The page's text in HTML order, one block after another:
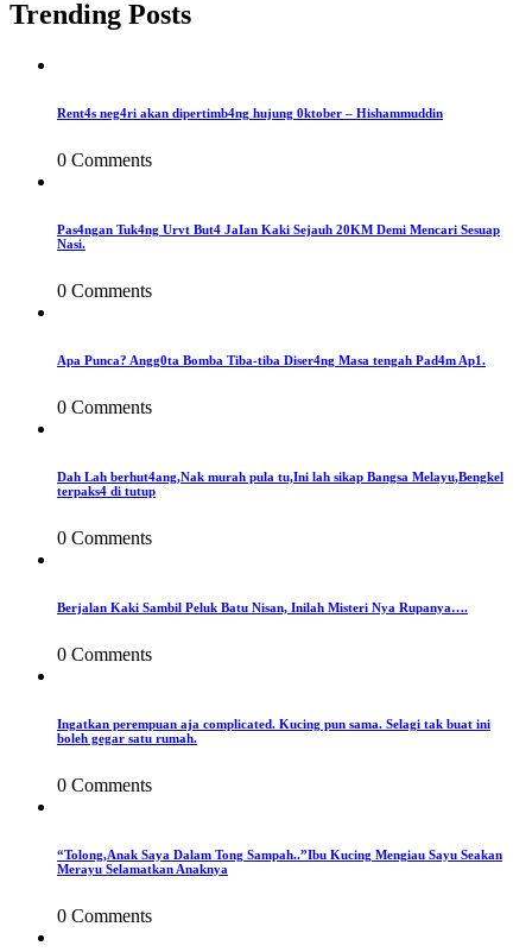
Trending Posts
Rent4s neg4ri akan dipertimb4ng hujung 0ktober – Hishammuddin
0 Comments
Pas4ngan Tuk4ng Urvt But4 JaIan Kaki Sejauh 20KM Demi Mencari Sesuap
Nasi.
0 Comments
Apa Punca? Angg0ta Bomba Tiba-tiba Diser4ng Masa tengah Pad4m Ap1.
0 Comments
Dah Lah berhut4ang,Nak murah pula tu,Ini lah sikap Bangsa Melayu,Bengkel
terpaks4 di tutup
0 Comments
Berjalan Kaki Sambil Peluk Batu Nisan, Inilah Misteri Nya Rupanya….
0 Comments
Ingatkan perempuan aja complicated. Kucing pun sama. Selagi tak buat ini
boleh gegar satu rumah.
0 Comments
“Tolong,Anak Saya Dalam Tong Sampah..”Ibu Kucing Mengiau Sayu Seakan
Merayu Selamatkan Anaknya
0 Comments